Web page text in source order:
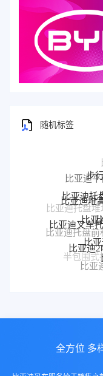
随机标签
比亚迪
步
比亚迪托盘堆
比亚迪堆
比亚迪托
比亚迪托盘前
比亚迪叉车
比亚
比
半包围式
比亚迪
比
比亚
全方位 多